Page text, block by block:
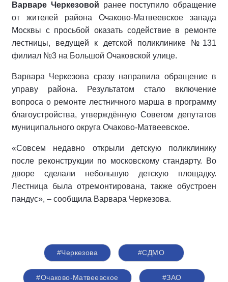
Варваре Черкезовой ранее поступило обращение
от жителей района Очаково-Матвеевское запада
Москвы с просьбой оказать содействие в ремонте
лестницы, ведущей к детской поликлинике №131
филиал №3 на Большой Очаковской улице.
Варвара Черкезова сразу направила обращение в
управу района. Результатом стало включение
вопроса о ремонте лестничного марша в программу
благоустройства, утверждённую Советом депутатов
муниципального округа Очаково-Матвеевское.
«Совсем недавно открыли детскую поликлинику
после реконструкции по московскому стандарту. Во
дворе сделали небольшую детскую площадку.
Лестница была отремонтирована, также обустроен
пандус», – сообщила Варвара Черкезова.
#Черкезова #СДМО
#Очаково-Матвеевское #ЗАО